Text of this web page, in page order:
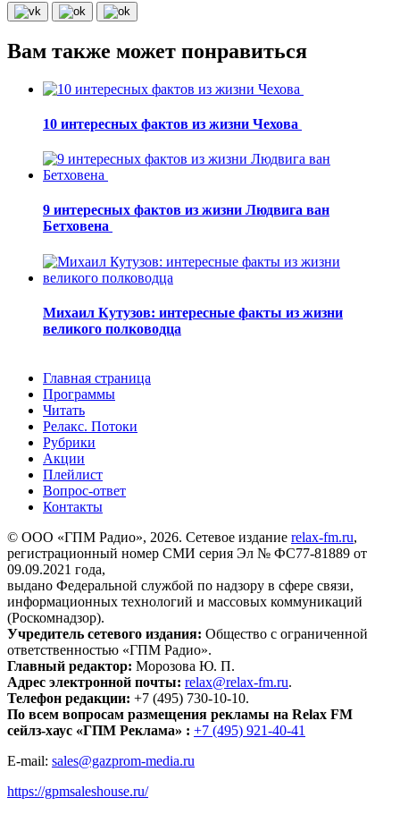
Вам также может понравиться
10 интересных фактов из жизни Чехова
9 интересных фактов из жизни Людвига ван
Бетховена
Михаил Кутузов: интересные факты из жизни
великого полководца
Главная страница
Программы
Читать
Релакс. Потоки
Рубрики
Акции
Плейлист
Вопрос-ответ
Контакты
© ООО «ГПМ Радио», 2026. Сетевое издание relax-fm.ru,
регистрационный номер СМИ серия Эл № ФС77-81889 от
09.09.2021 года,
выдано Федеральной службой по надзору в сфере связи,
информационных технологий и массовых коммуникаций
(Роскомнадзор).
Учредитель сетевого издания: Общество с ограниченной
ответственностью «ГПМ Радио».
Главный редактор: Морозова Ю. П.
Адрес электронной почты: relax@relax-fm.ru.
Телефон редакции: +7 (495) 730-10-10.
По всем вопросам размещения рекламы на Relax FM
сейлз-хаус «ГПМ Реклама» : +7 (495) 921-40-41
E-mail: sales@gazprom-media.ru
https://gpmsaleshouse.ru/